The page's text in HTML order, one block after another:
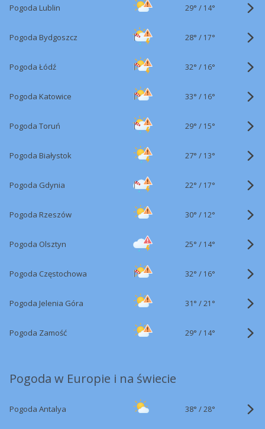
Pogoda Lublin 29° / 14°
Pogoda Bydgoszcz 28° / 17°
Pogoda Łódź 32° / 16°
Pogoda Katowice 33° / 16°
Pogoda Toruń 29° / 15°
Pogoda Białystok 27° / 13°
Pogoda Gdynia 22° / 17°
Pogoda Rzeszów 30° / 12°
Pogoda Olsztyn 25° / 14°
Pogoda Częstochowa 32° / 16°
Pogoda Jelenia Góra 31° /21°
Pogoda Zamość 29° / 14°
Pogoda w Europie i na świecie
Pogoda Antalya 38° /28°